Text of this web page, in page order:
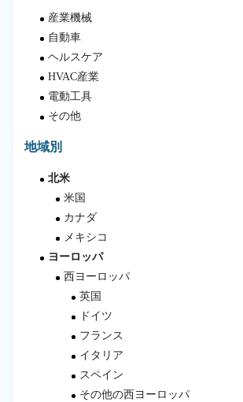
産業機械
自動車
ヘルスケア
HVAC産業
電動工具
その他
地域別
北米
米国
カナダ
メキシコ
ヨーロッパ
西ヨーロッパ
英国
ドイツ
フランス
イタリア
スペイン
その他の西ヨーロッパ